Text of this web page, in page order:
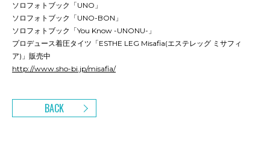
ソロフォトブック「UNO」
ソロフォトブック「UNO-BON」
ソロフォトブック「You Know -UNONU-」
プロデュース着圧タイツ「ESTHE LEG Misafia(エステレッグ ミサフィ
ア)」販売中
http://www.sho-bi.jp/misafia/
BACK